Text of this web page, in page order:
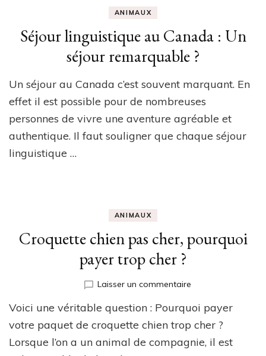
ANIMAUX
Séjour linguistique au Canada : Un
séjour remarquable ?
Un séjour au Canada c’est souvent marquant. En
effet il est possible pour de nombreuses
personnes de vivre une aventure agréable et
authentique. Il faut souligner que chaque séjour
linguistique …
ANIMAUX
Croquette chien pas cher, pourquoi
payer trop cher ?
Laisser un commentairesur
chien
pas
pourquoi
Voici une véritable question : Pourquoi payer
votre paquet de croquette chien trop cher ?
Lorsque l’on a un animal de compagnie, il est